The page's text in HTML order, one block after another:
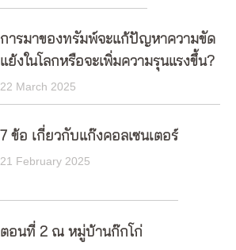
การมาของทรัมพ์จะแก้ปัญหาความขัด
แย้งในโลกหรือจะเพิ่มความรุนแรงขึ้น?
22 March 2025
7 ข้อ เกี่ยวกับแก๊งคอลเซนเตอร์
21 February 2025
ตอนที่ 2 ณ หมู่บ้านก๊กโก่